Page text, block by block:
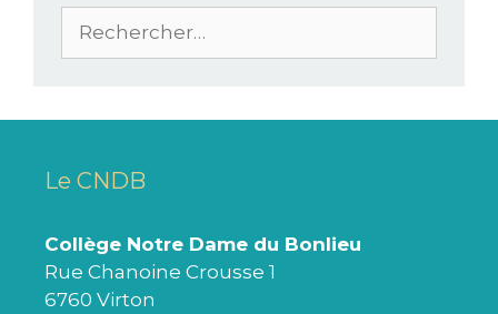
Le CNDB
Collège Notre Dame du Bonlieu
Rue Chanoine Crousse 1
6760 Virton